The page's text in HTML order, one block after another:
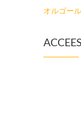
オルゴー
ACCEES